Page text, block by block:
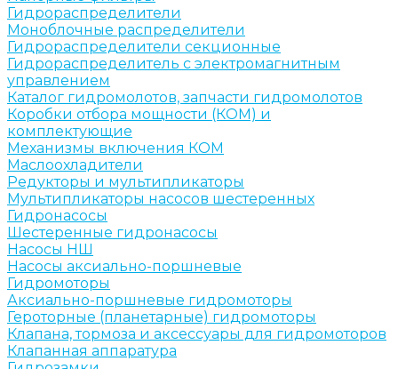
Гидрораспределители
Моноблочные распределители
Гидрораспределители секционные
Гидрораспределитель с электромагнитным
управлением
Каталог гидромолотов, запчасти гидромолотов
Коробки отбора мощности (КОМ) и
комплектующие
Механизмы включения КОМ
Маслоохладители
Редукторы и мультипликаторы
Мультипликаторы насосов шестеренных
Гидронасосы
Шестеренные гидронасосы
Насосы НШ
Насосы аксиально-поршневые
Гидромоторы
Аксиально-поршневые гидромоторы
Героторные (планетарные) гидромоторы
Клапана, тормоза и аксессуары для гидромоторов
Клапанная аппаратура